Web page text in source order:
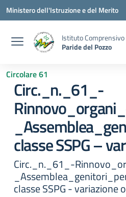
Vai ai contenuti
Vai al menu di navigazione
Vai al footer
Ministero dell'Istruzione e del Merito
Istituto Comprensivo
Paride del Pozzo
Circolare 61
Circ._n._61_-
classe SSPG –
Circ._n._61_-
classe SSPG - variazione